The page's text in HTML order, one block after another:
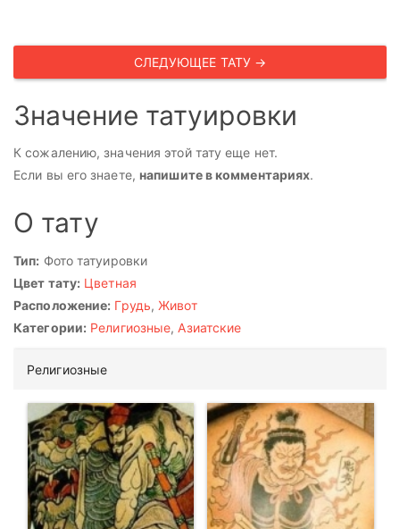
СЛЕДУЮЩЕЕ ТАТУ →
Значение татуировки
К сожалению, значения этой тату еще нет.
Если вы его знаете, напишите в комментариях.
О тату
Тип: Фото татуировки
Цвет тату: Цветная
Расположение: Грудь, Живот
Категории: Религиозные, Азиатские
Религиозные